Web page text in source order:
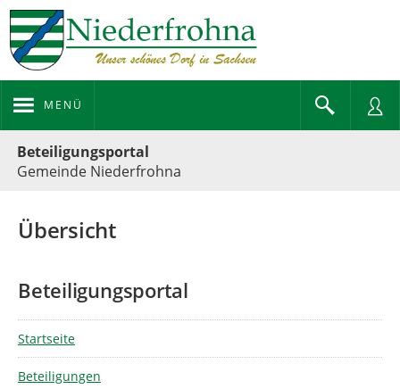
MENÜ
Beteiligungsportal
Gemeinde Niederfrohna
Übersicht
Beteiligungsportal
Startseite
Beteiligungen